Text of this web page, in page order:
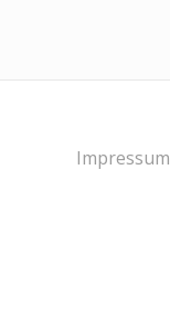
Impressum